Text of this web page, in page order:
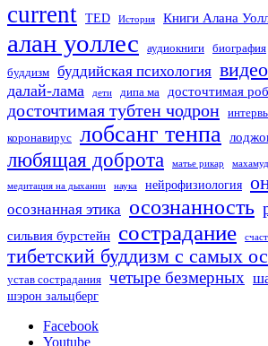
current TED История Книги Алана
алан уоллес аудиокниги биография
буддизм буддийская психология видео
далай-лама
дети дипа ма досточтимая
досточтимая тубтен чодрон
коронавирус лобсанг тенпа
любящая доброта матье рикар
медитация на дыхании наука нейрофизиология
осознанная этика осознанность
сильвия бурстейн сострадание
тибетский буддизм с самых
устав сострадания четыре безмерных
шэрон зальцберг
Facebook
Youtube